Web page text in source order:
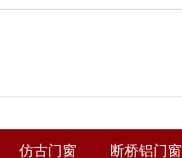
仿古门窗 断桥铝门窗